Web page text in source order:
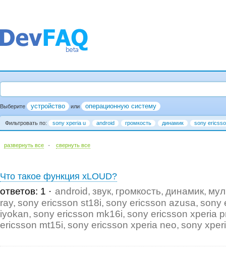
Выберите устройство или операционную систему
Фильтровать по: sony xperia u android громкость динамик sony
развернуть все · cвернуть все
Что такое функция xLOUD?
ответов: 1 android звук громкость динамик
ray sony ericsson st18i sony ericsson azusa sony
iyokan sony ericsson mk16i sony ericsson xperia
ericsson mt15i sony ericsson xperia neo sony